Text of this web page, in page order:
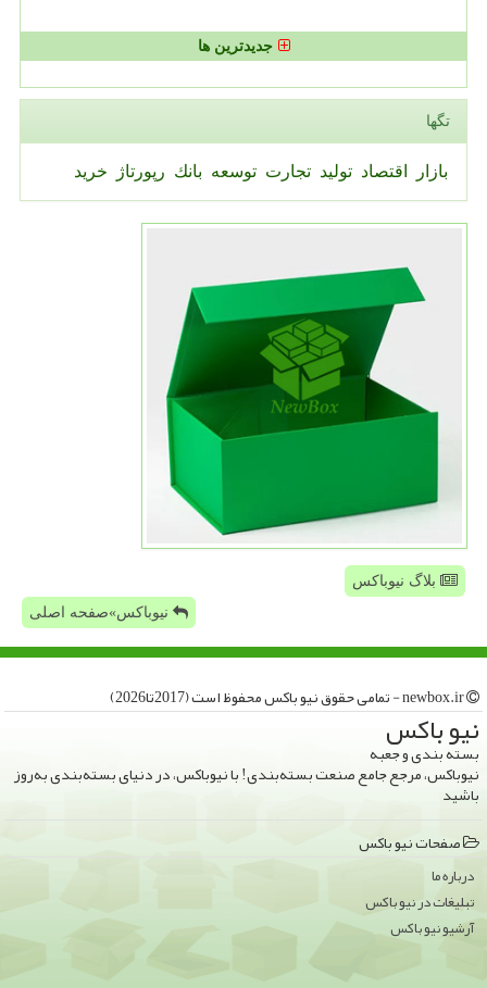
جدیدترین ها
تگها
بازار اقتصاد تولید تجارت توسعه بانك رپورتاژ خرید
بلاگ نیوباکس
نیوباکس»صفحه اصلی
نیو باكس
بسته بندی و جعبه
نیوباکس، مرجع جامع صنعت بسته‌بندی! با نیوباکس، در دنیای بسته‌بندی به‌روز
باشید
صفحات نیو باكس
درباره ما
تبلیغات در نیو باكس
آرشیو نیو باكس